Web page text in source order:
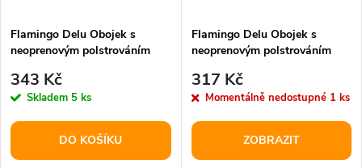
Flamingo Delu Obojek s
neoprenovým polstrováním
343 Kč
Skladem 5 ks
DO KOŠÍKU
Flamingo Delu Obojek s
neoprenovým polstrováním
317 Kč
Momentálně nedostupné 1 ks
ZOBRAZIT